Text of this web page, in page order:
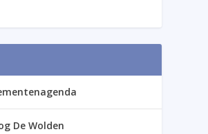
De Wolden